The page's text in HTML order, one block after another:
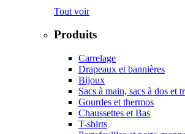
Tout voir
Produits
Carrelage
Drapeaux et bannières
Bijoux
Sacs à main, sacs à dos et
Gourdes et thermos
Chaussettes et Bas
T-shirts